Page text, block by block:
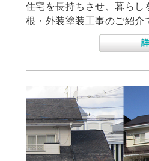
住宅を長持ちさせ、暮らし
根・外装塗装工事のご紹介